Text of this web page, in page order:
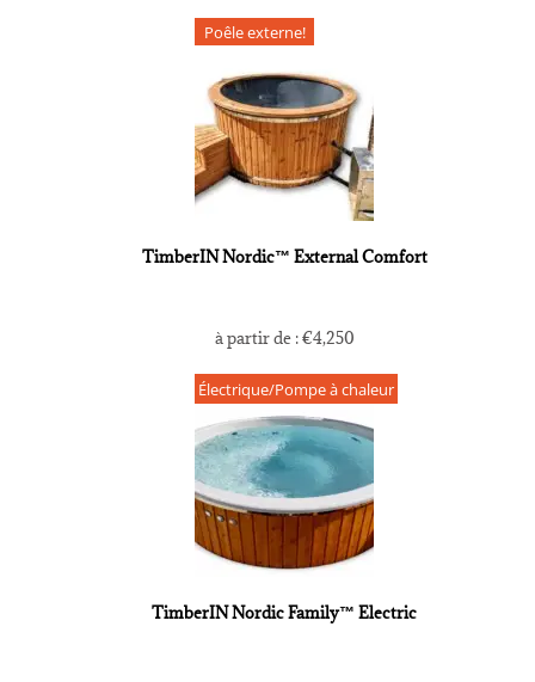
Poêle externe!
TimberIN Nordic™ External Comfort
à partir de :€4,250
Électrique/Pompe à chaleur
TimberIN Nordic Family™ Electric